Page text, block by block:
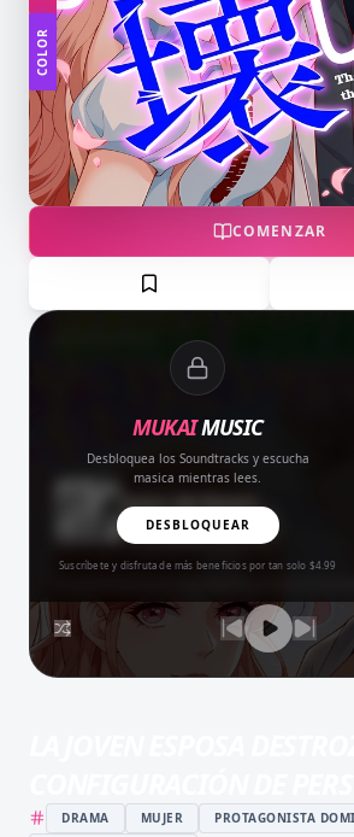
COLOR
COMENZAR
MUKAIMUSIC
Desbloquea los Soundtracks y escucha
masica mientras lees.
DESBLOQUEAR
Suscríbete y disfruta de más beneficios por tan solo $4.99
Amor del Bueno
BALADA
DRAMA MUJER
PROTAGONISTA